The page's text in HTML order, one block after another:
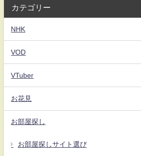
カテゴリー
NHK
VOD
VTuber
お花見
お部屋探し
お部屋探しサイト選び